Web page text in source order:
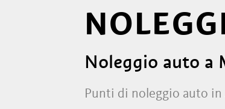
Noleggio auto a
Punti di noleggio auto